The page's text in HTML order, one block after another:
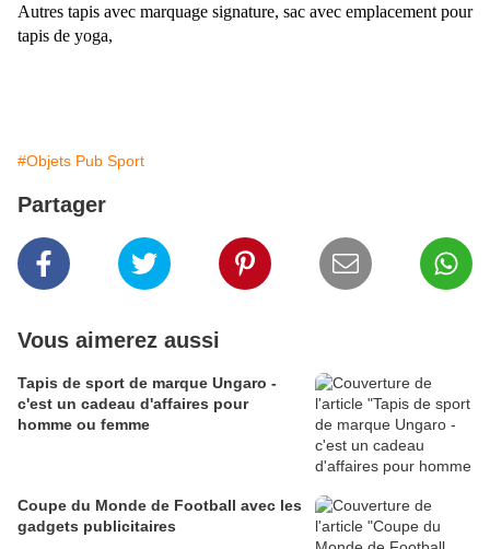
Autres tapis avec marquage signature, sac avec emplacement pour
tapis de yoga,
#Objets Pub Sport
Partager
Vous aimerez aussi
Tapis de sport de marque Ungaro -
c'est un cadeau d'affaires pour
homme ou femme
Coupe du Monde de Football avec les
gadgets publicitaires